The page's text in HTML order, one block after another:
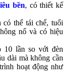
bền, có thiết kế
có thể tái chế, tuổi
nổ và có hiệu
10 lần so với đèn
dài mà không cần
hoạt động như